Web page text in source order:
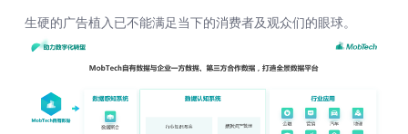
生硬的广告植入已不能满足当下的消费者及观众们的眼球。